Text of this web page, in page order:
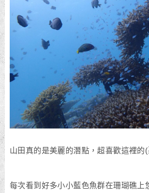
山田真的是美麗的潛點，超喜歡這裡
每次看到好多小小藍色魚群在珊瑚礁上